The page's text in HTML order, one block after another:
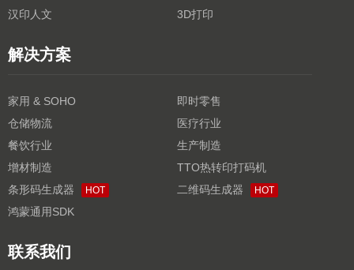
汉印人文
3D打印
解决方案
家用 & SOHO
即时零售
仓储物流
医疗行业
餐饮行业
生产制造
增材制造
TTO热转印打码机
条形码生成器
HOT 二维码生成器 HOT
鸿蒙通用SDK
联系我们